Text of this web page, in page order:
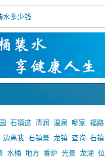
水多少钱
石镇这 清润 温泉 哪家 福路
边离我 石镇景 龙镇 查询 石镇
水桶 地方 香炉 光景 龙湖 位